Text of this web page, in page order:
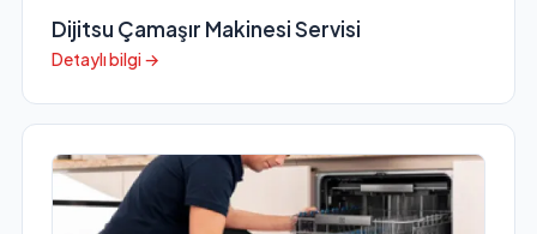
Dijitsu Çamaşır Makinesi Servisi
Detaylı bilgi →